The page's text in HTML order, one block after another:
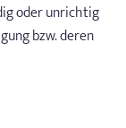
oder unrichtig
bzw. deren